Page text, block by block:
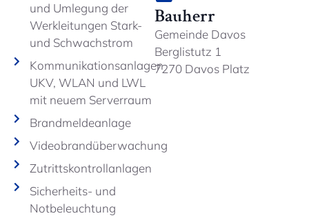
und Umlegung der
Werkleitungen Stark-
und Schwachstrom
Kommunikationsanlagen
UKV, WLAN und LWL
mit neuem Serverraum
Brandmeldeanlage
Videobrandüberwachung
Zutrittskontrollanlagen
Sicherheits- und
Notbeleuchtung
Bauherr
Gemeinde Davos
Berglistutz 1
7270 Davos Platz